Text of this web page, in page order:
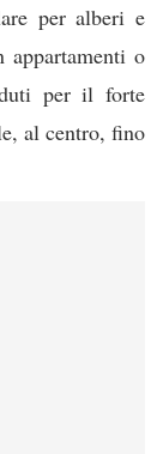
per alberi e
o
per il forte
al centro, fino